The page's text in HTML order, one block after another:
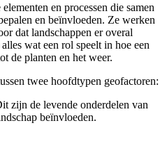
en processen die samen
en beïnvloeden. Ze werken
dat landschappen er overal
wat een rol speelt in hoe een
de planten en het weer.
twee hoofdtypen geofactoren:
zijn de levende onderdelen van
beïnvloeden.